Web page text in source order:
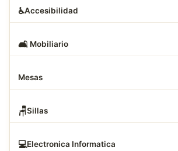
♿Accesibilidad
🛋 ️ Mobiliario
Mesas
🪑Sillas
💻Electronica Informatica